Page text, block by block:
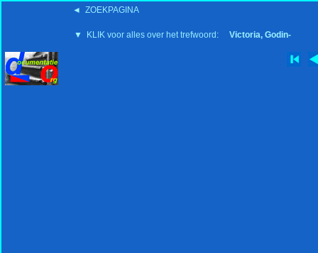
◄ ZOEKPAGINA
▼ KLIK voor alles over het trefwoord: Victoria, Godin-
'15:19 19-2-2008